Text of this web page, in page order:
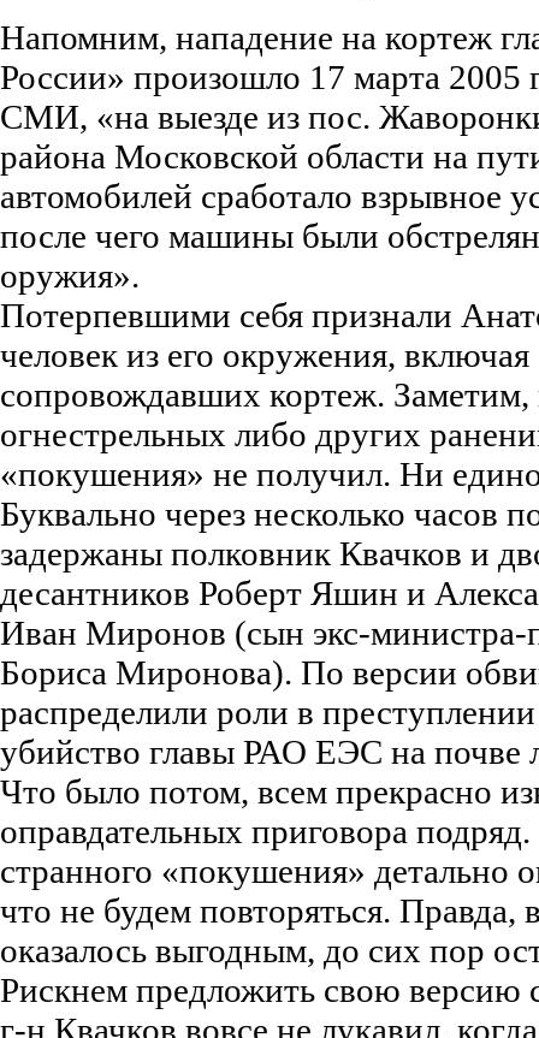
Напомним, нападение на кортеж
России» произошло 17 марта 2005
СМИ, «на выезде из пос.
района Московской области на
автомобилей сработало взрывное
после чего машины были
оружия».
Потерпевшими себя признали
человек из его окружения,
сопровождавших кортеж. Заметим,
огнестрельных либо других
«покушения» не получил. Ни
Буквально через несколько часов
задержаны полковник Квачков и
десантников Роберт Яшин и
Иван Миронов (сын экс-министра-
Бориса Миронова). По версии
распределили роли в
убийство главы РАО ЕЭС на почве
Что было потом, всем прекрасно
оправдательных приговора
странного «покушения»
что не будем повторяться. Правда,
оказалось выгодным, до сих пор
Рискнем предложить свою версию
г-н Квачков вовсе не лукавил,